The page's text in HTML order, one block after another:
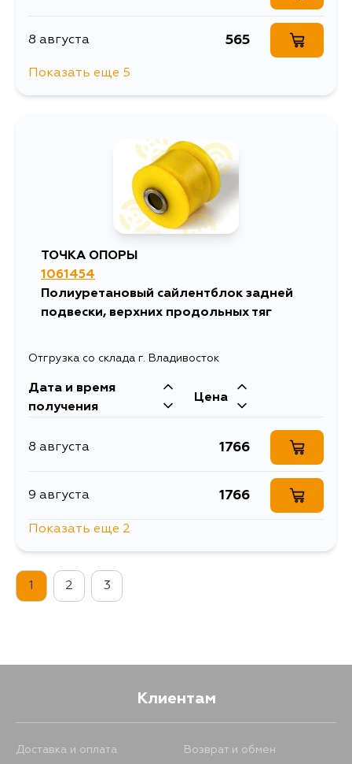
8 августа 565
565
4 сентября
Показать еще 5
ТОЧКА ОПОРЫ
1061454
Полиуретановый сайлентблок задней
подвески, верхних продольных тяг
Отгрузка со склада г. Владивосток
Дата и время
получения
Цена
8 августа 1766
9 августа 1766
4 сентября
Показать еще 2
1 2 3
Клиентам
Доставка и оплата Возврат и обмен